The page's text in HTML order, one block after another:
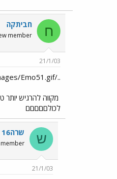
ח חביתקה
member
21/1/03
../images/Emo51.gifכן ככל הנראה שפעת
מקווה להרגיש יותר
לכולםםםםם
ש שרה16
21/1/03